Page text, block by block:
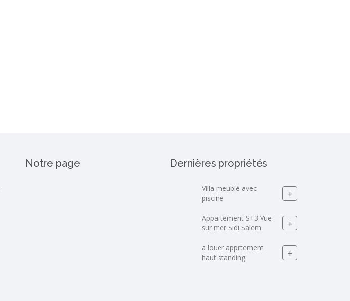
Notre page Dernières propriétés
Villa meublé avec
piscine
+
Appartement S+3 Vue
sur mer Sidi Salem
+
a louer apprtement
haut standing
+